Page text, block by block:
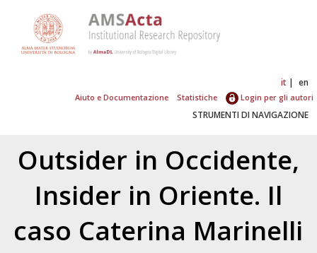
it en
Aiuto e Documentazione Statistiche Login per gli autori
STRUMENTI DI NAVIGAZIONE
Outsider in Occidente,
Insider in Oriente. Il
caso Caterina Marinelli